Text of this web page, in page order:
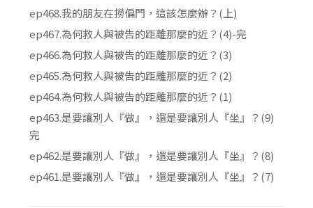
ep468.我的朋友在撈偏門，這該怎麼辦？(上)
ep467.為何救人與被告的距離那麼的近？(4)-完
ep466.為何救人與被告的距離那麼的近？(3)
ep465.為何救人與被告的距離那麼的近？(2)
ep464.為何救人與被告的距離那麼的近？(1)
ep463.是要讓別人『做』，還是要讓別人『坐』？(9)
完
ep462.是要讓別人『做』，還是要讓別人『坐』？(8)
ep461.是要讓別人『做』，還是要讓別人『坐』？(7)